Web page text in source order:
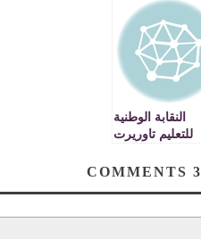
النقابة الوطنية
للتعليم تاوريرت
3